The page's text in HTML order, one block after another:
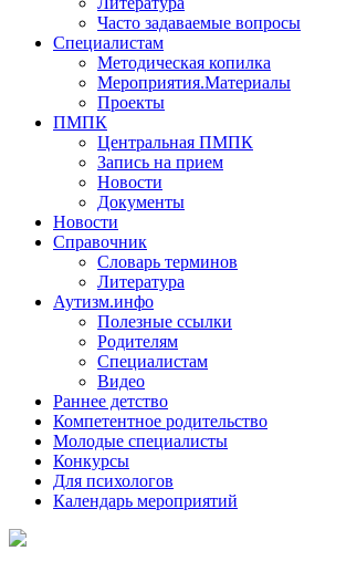
Часто задаваемые вопросы
Специалистам
Методическая копилка
Мероприятия.Материалы
Проекты
ПМПК
Центральная ПМПК
Запись на прием
Новости
Документы
Новости
Справочник
Словарь терминов
Литература
Аутизм.инфо
Полезные ссылки
Родителям
Специалистам
Видео
Раннее детство
Компетентное родительство
Молодые специалисты
Конкурсы
Для психологов
Календарь мероприятий